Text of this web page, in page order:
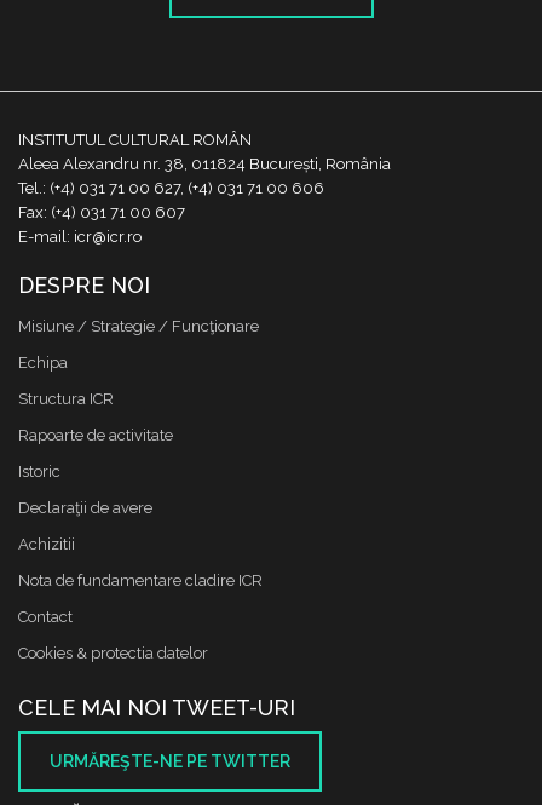
INSTITUTUL CULTURAL ROMÂN
Aleea Alexandru nr. 38, 011824 București, România
Tel.: (+4) 031 71 00 627, (+4) 031 71 00 606
Fax: (+4) 031 71 00 607
E-mail: icr@icr.ro
DESPRE NOI
Misiune / Strategie / Funcţionare
Echipa
Structura ICR
Rapoarte de activitate
Istoric
Declaraţii de avere
Achizitii
Nota de fundamentare cladire ICR
Contact
Cookies & protectia datelor
CELE MAI NOI TWEET-URI
URMĂREŞTE-NE PE TWITTER